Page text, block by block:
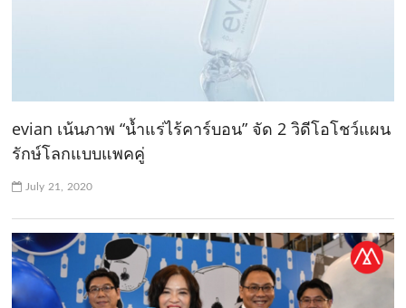
evian เน้นภาพ “น้ำแร่ไร้คาร์บอน” จัด 2 วิดีโอโชว์แผน
รักษ์โลกแบบแพคคู่
July 21, 2020